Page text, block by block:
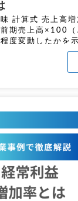
計算式 売上高
期売上高×100（
度変動したかを
な業績を示します